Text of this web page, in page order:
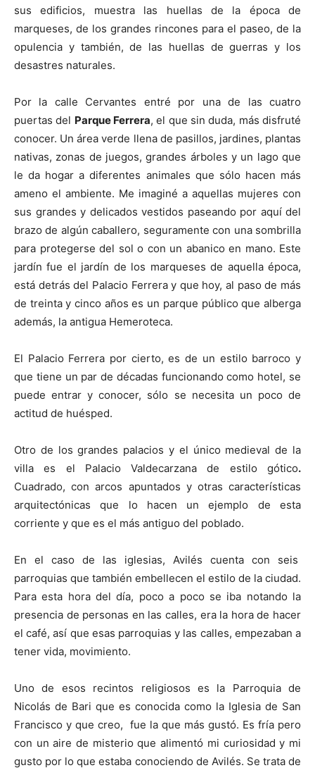
sus edificios, muestra las huellas de la época de
marqueses, de los grandes rincones para el paseo, de la
opulencia y también, de las huellas de guerras y los
desastres naturales.
Por la calle Cervantes entré por una de las cuatro
puertas del Parque Ferrera, el que sin duda, más disfruté
conocer. Un área verde llena de pasillos, jardines, plantas
nativas, zonas de juegos, grandes árboles y un lago que
le da hogar a diferentes animales que sólo hacen más
ameno el ambiente. Me imaginé a aquellas mujeres con
sus grandes y delicados vestidos paseando por aquí del
brazo de algún caballero, seguramente con una sombrilla
para protegerse del sol o con un abanico en mano. Este
jardín fue el jardín de los marqueses de aquella época,
está detrás del Palacio Ferrera y que hoy, al paso de más
de treinta y cinco años es un parque público que alberga
además, la antigua Hemeroteca.
El Palacio Ferrera por cierto, es de un estilo barroco y
que tiene un par de décadas funcionando como hotel, se
puede entrar y conocer, sólo se necesita un poco de
actitud de huésped.
Otro de los grandes palacios y el único medieval de la
villa es el Palacio Valdecarzana de estilo gótico.
Cuadrado, con arcos apuntados y otras características
arquitectónicas que lo hacen un ejemplo de esta
corriente y que es el más antiguo del poblado.
En el caso de las iglesias, Avilés cuenta con seis
parroquias que también embellecen el estilo de la ciudad.
Para esta hora del día, poco a poco se iba notando la
presencia de personas en las calles, era la hora de hacer
el café, así que esas parroquias y las calles, empezaban a
tener vida, movimiento.
Uno de esos recintos religiosos es la Parroquia de
Nicolás de Bari que es conocida como la Iglesia de San
Francisco y que creo, fue la que más gustó. Es fría pero
con un aire de misterio que alimentó mi curiosidad y mi
gusto por lo que estaba conociendo de Avilés. Se trata de